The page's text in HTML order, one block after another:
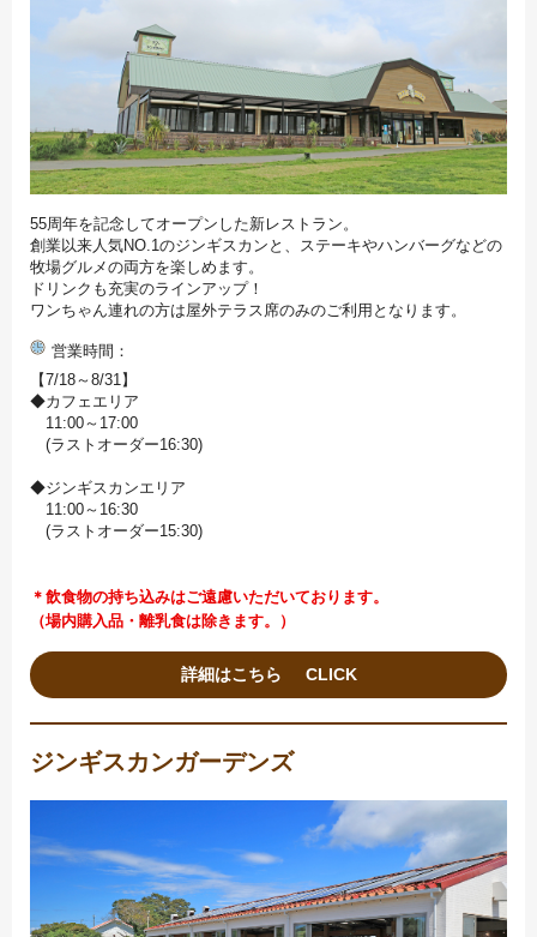
55周年を記念してオープンした新レストラン。
創業以来人気NO.1のジンギスカンと、ステーキやハンバーグなどの
牧場グルメの両方を楽しめます。
ドリンクも充実のラインアップ！
ワンちゃん連れの方は屋外テラス席のみのご利用となります。
営業時間
【7/18～8/31】
◆カフェエリア
11:00～17:00
(ラストオーダー16:30)
◆ジンギスカンエリア
11:00～16:30
(ラストオーダー15:30)
＊飲食物の持ち込みはご遠慮いただいております。
（場内購入品・離乳食は除きます。）
詳細はこちら
ジンギスカンガーデンズ